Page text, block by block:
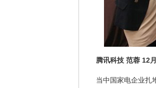
腾讯科技 范蓉 12
当中国家电企业扎